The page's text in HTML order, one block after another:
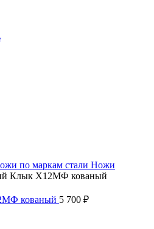
по маркам стали Ножи
Клык Х12МФ кованый
кованый 5 700 ₽